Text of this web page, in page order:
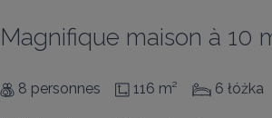
Magnifique maison à 10
8 personnes 116 m² 6 łóżka